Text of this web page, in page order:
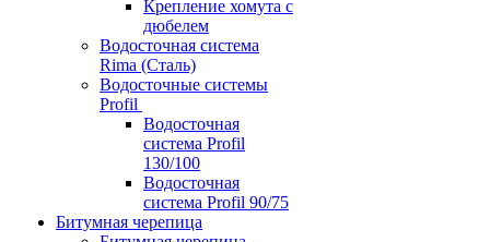
Крепление хомута с
дюбелем
Водосточная система
Rima (Сталь)
Водосточные системы
Profil
Водосточная
система Profil
130/100
Водосточная
система Profil 90/75
Битумная черепица